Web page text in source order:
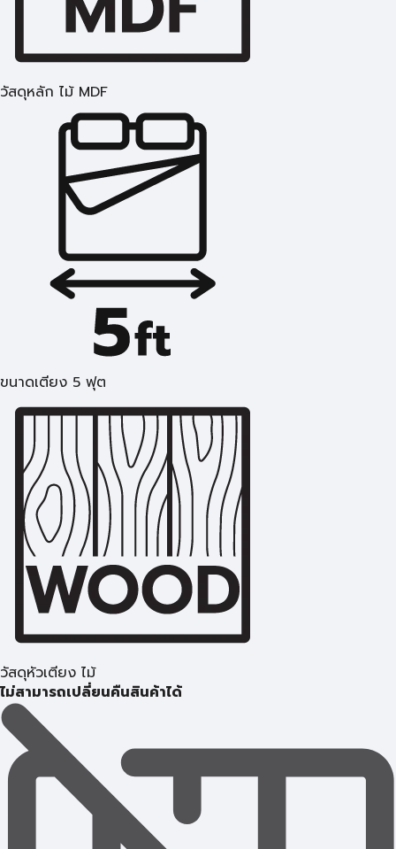
วัสดุหลัก ไม้ MDF
ขนาดเตียง 5 ฟุต
วัสดุหัวเตียง ไม้
ไม่สามารถเปลี่ยนคืนสินค้าได้